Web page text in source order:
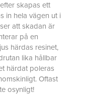
skapas ett
in hela vägen ut i
att skadan är
på en
härdas resinet,
lika hållbar
härdat poleras
Oftast
osynligt!